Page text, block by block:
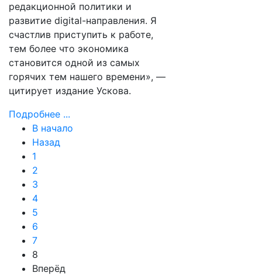
редакционной политики и
развитие digital-направления. Я
счастлив приступить к работе,
тем более что экономика
становится одной из самых
горячих тем нашего времени», —
цитирует издание Ускова.
Подробнее ...
В начало
Назад
1
2
3
4
5
6
7
8
Вперёд